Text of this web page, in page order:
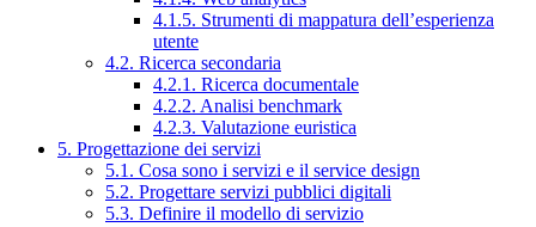
4.1.5. Strumenti di mappatura dell’esperienza
utente
4.2. Ricerca secondaria
4.2.1. Ricerca documentale
4.2.2. Analisi benchmark
4.2.3. Valutazione euristica
5. Progettazione dei servizi
5.1. Cosa sono i servizi e il service design
5.2. Progettare servizi pubblici digitali
5.3. Definire il modello di servizio